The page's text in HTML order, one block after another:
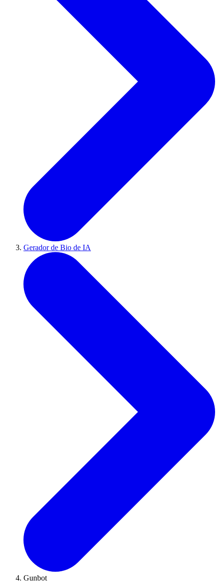
Gerador de Bio de IA
Gunbot